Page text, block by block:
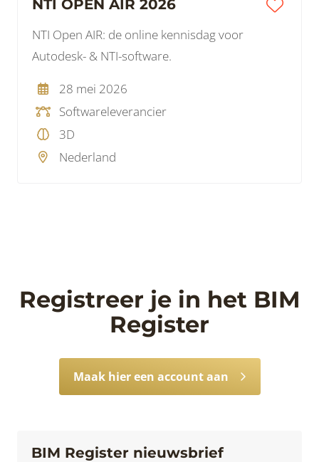
BIM Register nieuwsbrief
NTI OPEN AIR 2026
NTI Open AIR: de online kennisdag voor
Autodesk- & NTI-software.
28 mei 2026
Softwareleverancier
3D
Nederland
Registreer je in het BIM
Register
Maak hier een account aan